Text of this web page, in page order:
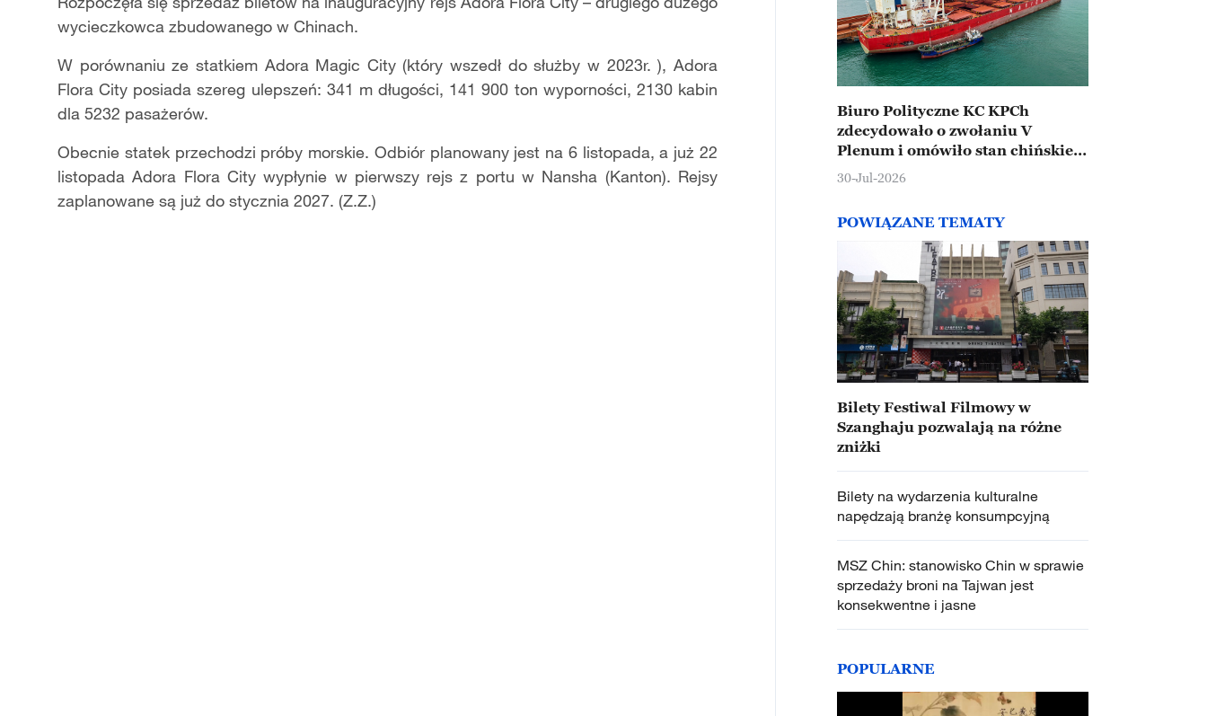
wycieczkowca zbudowanego w Chinach.
W porównaniu ze statkiem Adora Magic City (który wszedł do służby w 2023r. ), Adora
Flora City posiada szereg ulepszeń: 341 m długości, 141 900 ton wyporności, 2130 kabin
dla 5232 pasażerów.
Obecnie statek przechodzi próby morskie. Odbiór planowany jest na 6 listopada, a już 22
listopada Adora Flora City wypłynie w pierwszy rejs z portu w Nansha (Kanton). Rejsy
zaplanowane są już do stycznia 2027. (Z.Z.)
Biuro Polityczne KC KPCh
zdecydowało o zwołaniu V
Plenum i omówiło stan chińskiej
gospodarki
30-Jul-2026
POWIĄZANE TEMATY
Bilety Festiwal Filmowy w
Szanghaju pozwalają na różne
zniżki
Bilety na wydarzenia kulturalne
napędzają branżę konsumpcyjną
MSZ Chin: stanowisko Chin w sprawie
sprzedaży broni na Tajwan jest
konsekwentne i jasne
POPULARNE